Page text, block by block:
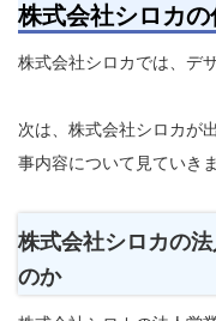
株式会社シロカの
株式会社シロカでは、デ
次は、株式会社シロカが
事内容について見ていき
株式会社シロカの
のか